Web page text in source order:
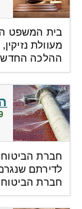
בית המשפט
מעוולת
ההלכה
19
חברת הביטוח
לדירתם
חברת